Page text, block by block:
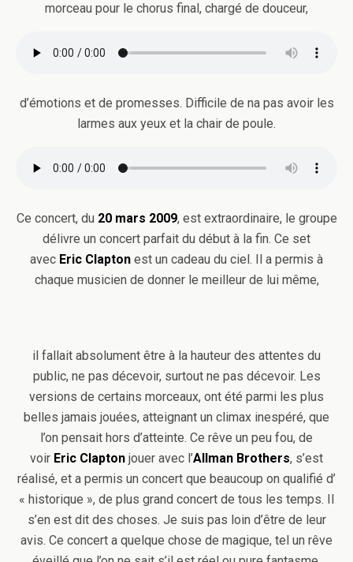
morceau pour le chorus final, chargé de douceur,
d’émotions et de promesses. Difficile de na pas avoir les
larmes aux yeux et la chair de poule.
Ce concert, du 20 mars 2009, est extraordinaire, le groupe
délivre un concert parfait du début à la fin. Ce set
avec Eric Clapton est un cadeau du ciel. Il a permis à
chaque musicien de donner le meilleur de lui même,
il fallait absolument être à la hauteur des attentes du
public, ne pas décevoir, surtout ne pas décevoir. Les
versions de certains morceaux, ont été parmi les plus
belles jamais jouées, atteignant un climax inespéré, que
l’on pensait hors d’atteinte. Ce rêve un peu fou, de
voir Eric Clapton jouer avec l’Allman Brothers, s’est
réalisé, et a permis un concert que beaucoup on qualifié d’
« historique », de plus grand concert de tous les temps. Il
s’en est dit des choses. Je suis pas loin d’être de leur
avis. Ce concert a quelque chose de magique, tel un rêve